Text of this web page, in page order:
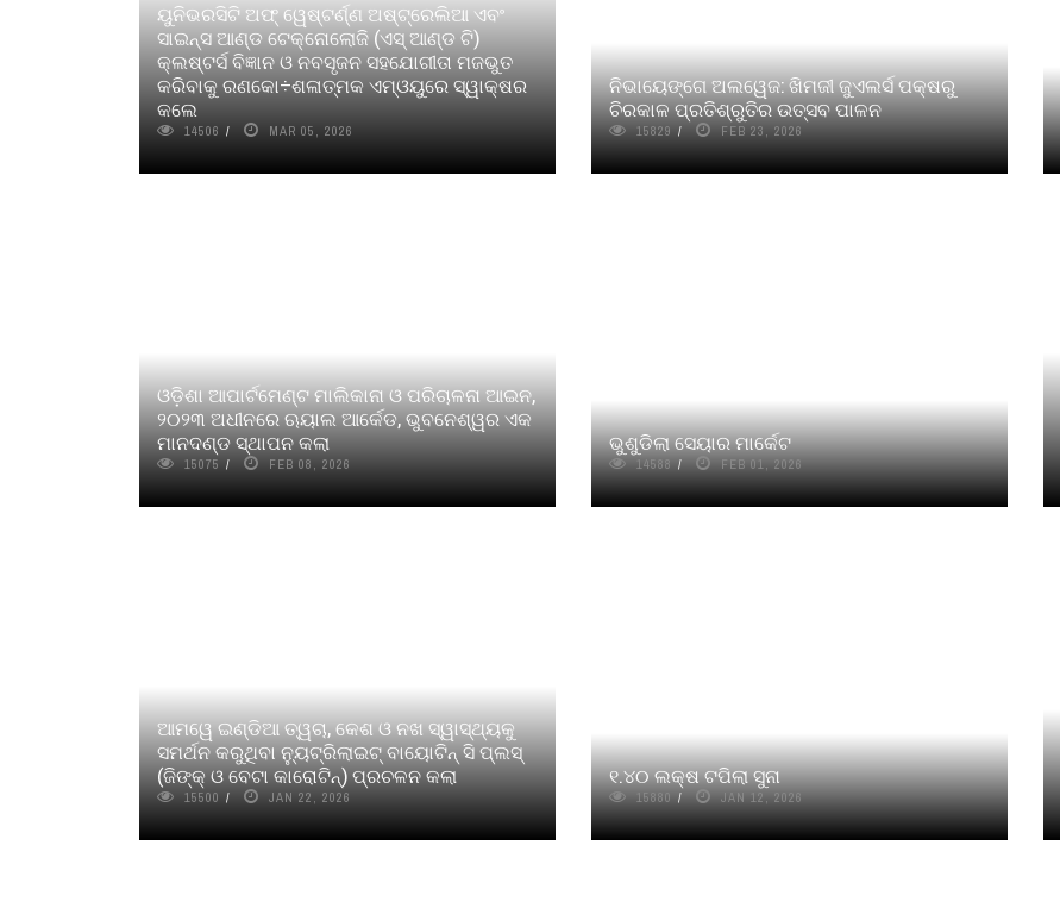
ୟୁନିଭରସିଟି ଅଫ୍‌ ୱେଷ୍ଟର୍ଣ୍ଣ ଅଷ୍ଟ୍ରେଲିଆ ଏବଂ
ସାଇନ୍ସ ଆଣ୍ଡ ଟେକ୍‌ନୋଲୋଜି (ଏସ୍‌ ଆଣ୍ଡ ଟି)
କ୍ଲଷ୍ଟର୍ସ ବିଜ୍ଞାନ ଓ ନବସୃଜନ ସହଯୋଗୀତା ମଜଭୁତ
କରିବାକୁ ରଣକୋ÷ଶଳାତ୍ମକ ଏମ୍‌ଓୟୁରେ ସ୍ୱାକ୍ଷର
କଲେ
14506 MAR 05, 2026
ନିଭାୟେଙ୍ଗେ ଅଲୱେଜ: ଖିମଜୀ ଜୁଏଲର୍ସ ପକ୍ଷରୁ
ଚିରକାଳ ପ୍ରତିଶ୍ରୁତିର ଉତ୍ସବ ପାଳନ
15829 FEB 23, 2026
ଓଡ଼ିଶା ଆପାର୍ଟମେଣ୍ଟ ମାଲିକାନା ଓ ପରିଚାଳନା ଆଇନ,
୨୦୨୩ ଅଧୀନରେ ଋୟାଲ ଆର୍କେଡ, ଭୁବନେଶ୍ୱର ଏକ
ମାନଦଣ୍ଡ ସ୍ଥାପନ କଲା
15075 FEB 08, 2026
ଭୁଶୁଡିଲା ସେୟାର ମାର୍କେଟ
14588 FEB 01, 2026
ଆମୱେ ଇଣ୍ଡିଆ ତ୍ୱଚା, କେଶ ଓ ନଖ ସ୍ୱାସ୍ଥ୍ୟକୁ
ସମର୍ଥନ କରୁଥିବା ନୁ୍ୟଟ୍ରିଲାଇଟ୍‌ ବାୟୋଟିନ୍‌ ସି ପ୍ଲସ୍‌
(ଜିଙ୍କ୍‌ ଓ ବେଟା କାରୋଟିନ୍‌) ପ୍ରଚଳନ କଲା
15500 JAN 22, 2026
୧.୪୦ ଲକ୍ଷ ଟପିଲା ସୁନା
15880 JAN 12, 2026